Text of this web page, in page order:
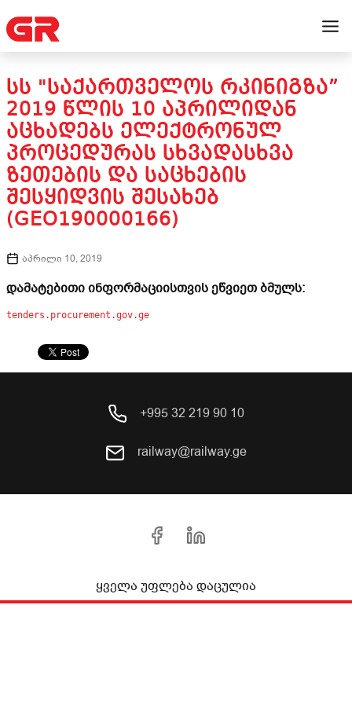
ᲡᲡ "ᲡᲐᲥᲐᲠᲗᲕᲔᲚᲝᲡ ᲠᲙᲘᲜᲘᲒᲖᲐ”
2019 ᲬᲚᲘᲡ 10 ᲐᲞᲠᲘᲚᲘᲓᲐᲜ
ᲐᲪᲮᲐᲓᲔᲑᲡ ᲔᲚᲔᲥᲢᲠᲝᲜᲣᲚ
ᲞᲠᲝᲪᲔᲓᲣᲠᲐᲡ ᲡᲮᲕᲐᲓᲐᲡᲮᲕᲐ
ᲖᲔᲗᲔᲑᲘᲡ ᲓᲐ ᲡᲐᲪᲮᲔᲑᲘᲡ
ᲨᲔᲡᲧᲘᲓᲕᲘᲡ ᲨᲔᲡᲐᲮᲔᲑ
(GEO190000166)
აპრილი 10, 2019
დამატებითი ინფორმაციისთვის ეწვიეთ ბმულს:
tenders.procurement.gov.ge
+995 32 219 90 10
railway@railway.ge
ყველა უფლება დაცულია